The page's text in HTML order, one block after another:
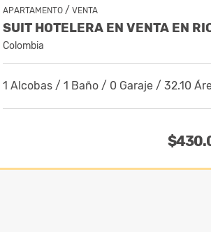
APARTAMENTO / VENTA
Colombia
1 Alcobas / 1 Baño / 0 Garaje / 32.10